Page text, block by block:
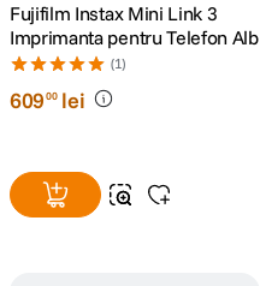
Fujifilm Instax Mini Link 3
Imprimanta pentru Telefon Alb
(1)
60900 lei